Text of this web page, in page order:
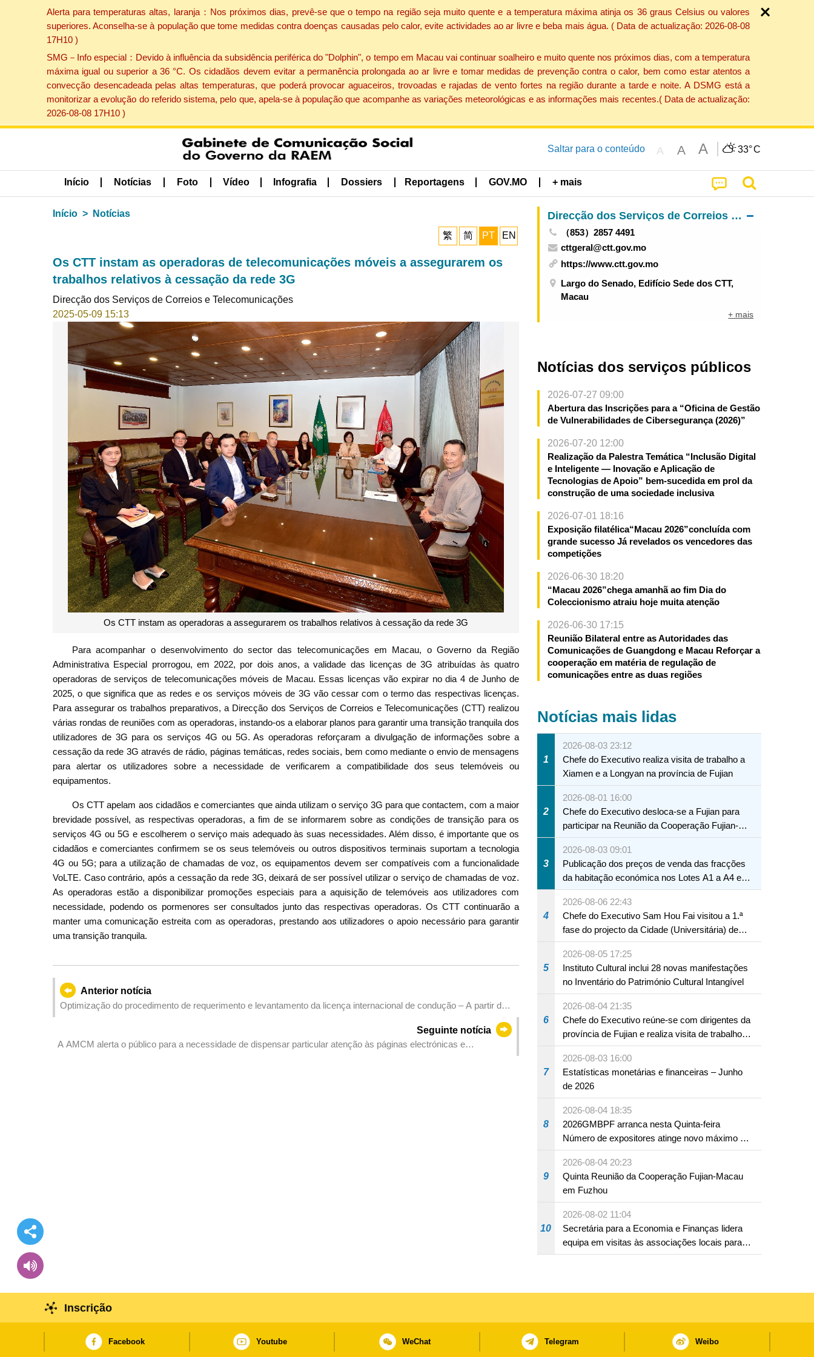
Alerta para temperaturas altas, laranja：Nos próximos dias, prevê-se que o tempo na região seja muito quente e a temperatura máxima atinja os 36 graus Celsius ou valores
superiores. Aconselha-se à população que tome medidas contra doenças causadas pelo calor, evite actividades ao ar livre e beba mais água. ( Data de actualização: 2026-08-08
17H10 )
SMG－Info especial：Devido à influência da subsidência periférica do "Dolphin", o tempo em Macau vai continuar soalheiro e muito quente nos próximos dias, com a temperatura
máxima igual ou superior a 36 °C. Os cidadãos devem evitar a permanência prolongada ao ar livre e tomar medidas de prevenção contra o calor, bem como estar atentos a
convecção desencadeada pelas altas temperaturas, que poderá provocar aguaceiros, trovoadas e rajadas de vento fortes na região durante a tarde e noite. A DSMG está a
monitorizar a evolução do referido sistema, pelo que, apela-se à população que acompanhe as variações meteorológicas e as informações mais recentes.( Data de actualização:
2026-08-08 17H10 )
Saltar para o conteúdo A A A 33°C
Início Notícias Foto Vídeo Infografia Dossiers Reportagens GOV.MO + mais
Início Notícias
繁 简 PT EN
Os CTT instam as operadoras de telecomunicações móveis a assegurarem os
trabalhos relativos à cessação da rede 3G
Direcção dos Serviços de Correios e Telecomunicações
2025-05-09 15:13
Os CTT instam as operadoras a assegurarem os trabalhos relativos à cessação da rede 3G
Para acompanhar o desenvolvimento do sector das telecomunicações em Macau, o Governo da Região
Administrativa Especial prorrogou, em 2022, por dois anos, a validade das licenças de 3G atribuídas às quatro
operadoras de serviços de telecomunicações móveis de Macau. Essas licenças vão expirar no dia 4 de Junho de
2025, o que significa que as redes e os serviços móveis de 3G vão cessar com o termo das respectivas licenças.
Para assegurar os trabalhos preparativos, a Direcção dos Serviços de Correios e Telecomunicações (CTT) realizou
várias rondas de reuniões com as operadoras, instando-os a elaborar planos para garantir uma transição tranquila dos
utilizadores de 3G para os serviços 4G ou 5G. As operadoras reforçaram a divulgação de informações sobre a
cessação da rede 3G através de rádio, páginas temáticas, redes sociais, bem como mediante o envio de mensagens
para alertar os utilizadores sobre a necessidade de verificarem a compatibilidade dos seus telemóveis ou
equipamentos.
Os CTT apelam aos cidadãos e comerciantes que ainda utilizam o serviço 3G para que contactem, com a maior
brevidade possível, as respectivas operadoras, a fim de se informarem sobre as condições de transição para os
serviços 4G ou 5G e escolherem o serviço mais adequado às suas necessidades. Além disso, é importante que os
cidadãos e comerciantes confirmem se os seus telemóveis ou outros dispositivos terminais suportam a tecnologia
4G ou 5G; para a utilização de chamadas de voz, os equipamentos devem ser compatíveis com a funcionalidade
VoLTE. Caso contrário, após a cessação da rede 3G, deixará de ser possível utilizar o serviço de chamadas de voz.
As operadoras estão a disponibilizar promoções especiais para a aquisição de telemóveis aos utilizadores com
necessidade, podendo os pormenores ser consultados junto das respectivas operadoras. Os CTT continuarão a
manter uma comunicação estreita com as operadoras, prestando aos utilizadores o apoio necessário para garantir
uma transição tranquila.
Anterior notícia
Optimização do procedimento de requerimento e levantamento da licença internacional de condução – A partir de
Seguinte notícia
A AMCM alerta o público para a necessidade de dispensar particular atenção às páginas electrónicas e
Direcção dos Serviços de Correios e Telecomunicações
（853）2857 4491
cttgeral@ctt.gov.mo
https://www.ctt.gov.mo
Largo do Senado, Edifício Sede dos CTT,
Macau
+ mais
Notícias dos serviços públicos
2026-07-27 09:00
Abertura das Inscrições para a “Oficina de Gestão
de Vulnerabilidades de Cibersegurança (2026)”
2026-07-20 12:00
Realização da Palestra Temática “Inclusão Digital
e Inteligente — Inovação e Aplicação de
Tecnologias de Apoio” bem-sucedida em prol da
construção de uma sociedade inclusiva
2026-07-01 18:16
Exposição filatélica“Macau 2026”concluída com
grande sucesso Já revelados os vencedores das
competições
2026-06-30 18:20
“Macau 2026”chega amanhã ao fim Dia do
Coleccionismo atraiu hoje muita atenção
2026-06-30 17:15
Reunião Bilateral entre as Autoridades das
Comunicações de Guangdong e Macau Reforçar a
cooperação em matéria de regulação de
comunicações entre as duas regiões
Notícias mais lidas
1
2026-08-03 23:12
Chefe do Executivo realiza visita de trabalho a
Xiamen e a Longyan na província de Fujian
2
2026-08-01 16:00
Chefe do Executivo desloca-se a Fujian para
participar na Reunião da Cooperação Fujian-
Macau
3
2026-08-03 09:01
Publicação dos preços de venda das fracções
da habitação económica nos Lotes A1 a A4 e
A12 da Zona A dos Novos Aterros
4
2026-08-06 22:43
Chefe do Executivo Sam Hou Fai visitou a 1.ª
fase do projecto da Cidade (Universitária) de
Educação Internacional de Macau e Hengqin
5
2026-08-05 17:25
Instituto Cultural inclui 28 novas manifestações
no Inventário do Património Cultural Intangível
6
2026-08-04 21:35
Chefe do Executivo reúne-se com dirigentes da
província de Fujian e realiza visita de trabalho
em Fuzhou
7
2026-08-03 16:00
Estatísticas monetárias e financeiras – Junho
de 2026
8
2026-08-04 18:35
2026GMBPF arranca nesta Quinta-feira
Número de expositores atinge novo máximo em
18 anos
9
2026-08-04 20:23
Quinta Reunião da Cooperação Fujian-Macau
em Fuzhou
10
2026-08-02 11:04
Secretária para a Economia e Finanças lidera
equipa em visitas às associações locais para
consolidar consensos e promover os trabalhos
Inscrição
Facebook Youtube WeChat Telegram Weibo